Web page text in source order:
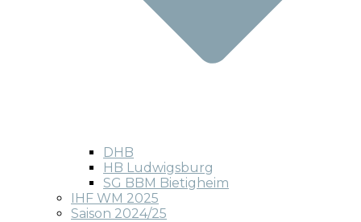
DHB
HB Ludwigsburg
SG BBM Bietigheim
IHF WM 2025
Saison 2024/25